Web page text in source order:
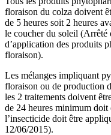
floraison du colza doivent
de 5 heures soit 2 heures
le coucher du soleil
d’application des produits
floraison).
Les mélanges impliquant
floraison ou de production
les 2 traitements doivent
de 24 heures minimum doit
l’insecticide doit être
12/06/2015).